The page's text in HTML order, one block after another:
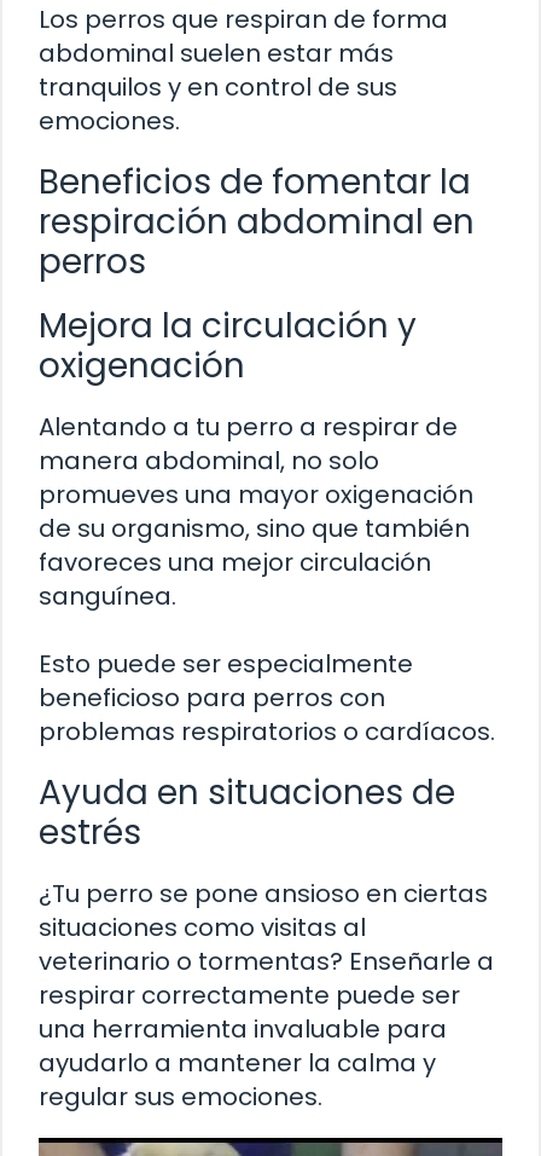
Los perros que respiran de forma
abdominal suelen estar más
tranquilos y en control de sus
emociones.
Beneficios de fomentar la
respiración abdominal en
perros
Mejora la circulación y
oxigenación
Alentando a tu perro a respirar de
manera abdominal, no solo
promueves una mayor oxigenación
de su organismo, sino que también
favoreces una mejor circulación
sanguínea.
Esto puede ser especialmente
beneficioso para perros con
problemas respiratorios o cardíacos.
Ayuda en situaciones de
estrés
¿Tu perro se pone ansioso en ciertas
situaciones como visitas al
veterinario o tormentas? Enseñarle a
respirar correctamente puede ser
una herramienta invaluable para
ayudarlo a mantener la calma y
regular sus emociones.